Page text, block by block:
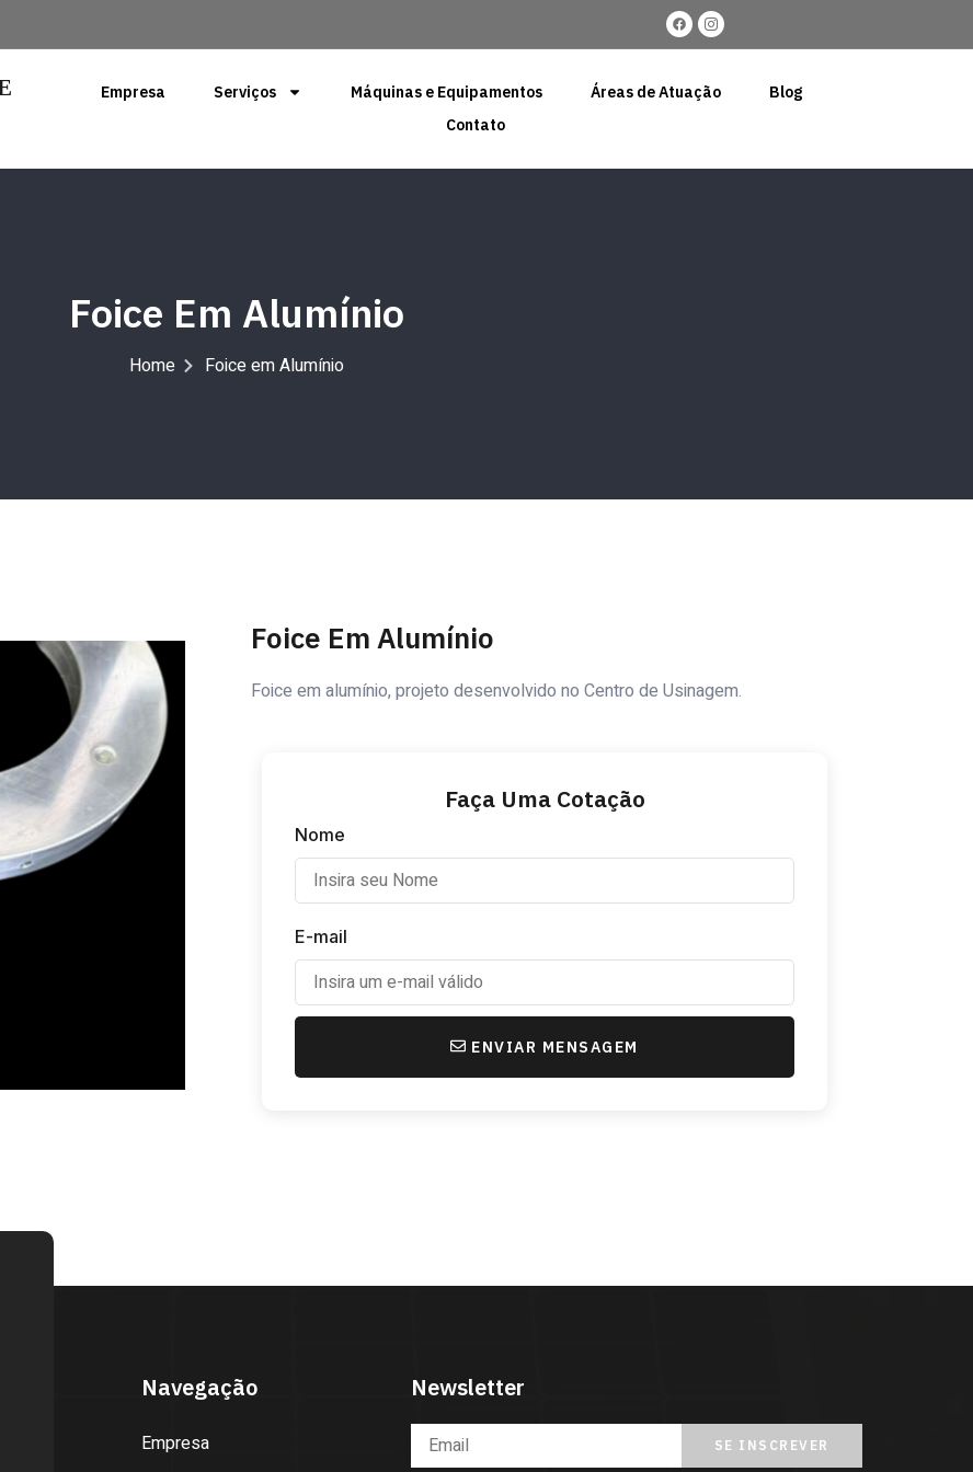
Empresa Serviços Máquinas e Equipamentos Áreas de Atuação
Blog
Contato
Foice Em Alumínio
Home Foice em Alumínio
Foice Em Alumínio
Foice em alumínio, projeto desenvolvido no Centro de Usinagem.
Faça Uma Cotação
Nome
E-mail
ENVIAR MENSAGEM
Navegação
Empresa
Newsletter
SE INSCREVER